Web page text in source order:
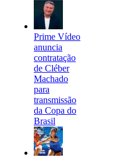
Prime Vídeo
anuncia
contratação
de Cléber
Machado
para
transmissão
da Copa do
Brasil